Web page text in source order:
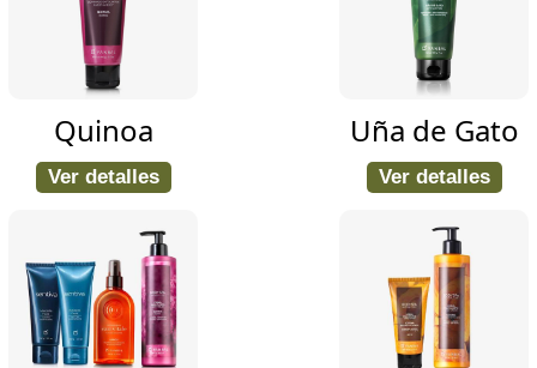
Quinoa
Ver detalles
Uña de Gato
Ver detalles